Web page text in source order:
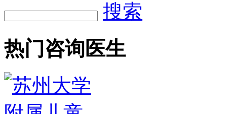
搜索
热门咨询医生